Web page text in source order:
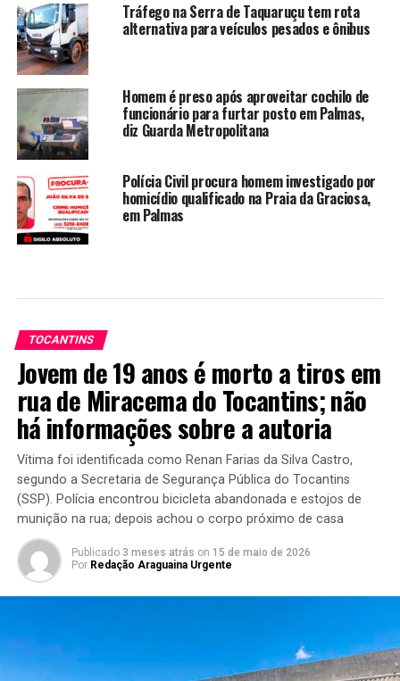
Tráfego na Serra de Taquaruçu tem rota
alternativa para veículos pesados e ônibus
Homem é preso após aproveitar cochilo de
funcionário para furtar posto em Palmas,
diz Guarda Metropolitana
Polícia Civil procura homem investigado por
homicídio qualificado na Praia da Graciosa,
em Palmas
TOCANTINS
Jovem de 19 anos é morto a tiros em
rua de Miracema do Tocantins; não
há informações sobre a autoria
Vítima foi identificada como Renan Farias da Silva Castro,
segundo a Secretaria de Segurança Pública do Tocantins
(SSP). Polícia encontrou bicicleta abandonada e estojos de
munição na rua; depois achou o corpo próximo de casa
Publicado 3 meses atrás on 15 de maio de 2026
Por Redação Araguaina Urgente